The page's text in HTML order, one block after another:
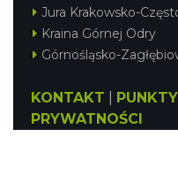
Jura Krakowsko-
Kraina Górnej Odry
Górnośląsko-
KONTAKT
PRYWATNOŚCI